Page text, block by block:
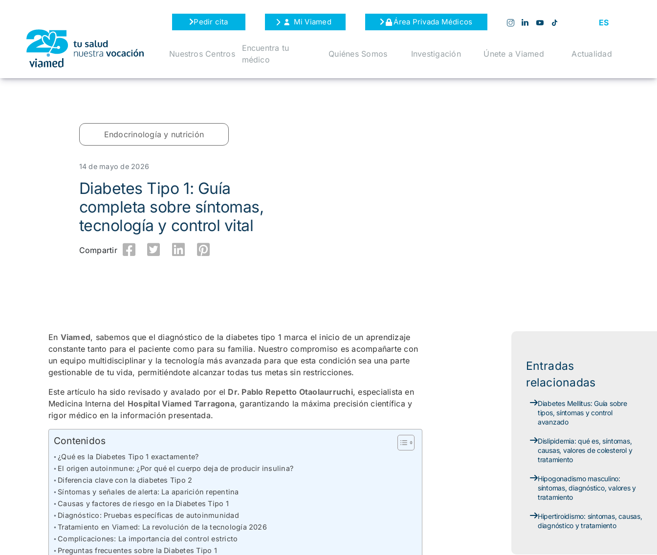
contenido
Pedir cita Mi Viamed Área Privada Médicos ES
Nuestros Centros
Encuentra tu
médico
Quiénes Somos Investigación Únete a Viamed Actualidad
Endocrinología y nutrición
14 de mayo de 2026
Diabetes Tipo 1: Guía
completa sobre síntomas,
tecnología y control vital
Compartir
En Viamed, sabemos que el diagnóstico de la diabetes tipo 1 marca el inicio de un aprendizaje
constante tanto para el paciente como para su familia. Nuestro compromiso es acompañarte con
un equipo multidisciplinar y la tecnología más avanzada para que esta condición sea una parte
gestionable de tu vida, permitiéndote alcanzar todas tus metas sin restricciones.
Este artículo ha sido revisado y avalado por el Dr. Pablo Repetto Otaolaurruchi, especialista en
Medicina Interna del Hospital Viamed Tarragona, garantizando la máxima precisión científica y
rigor médico en la información presentada.
Contenidos
¿Qué es la Diabetes Tipo 1 exactamente?
El origen autoinmune: ¿Por qué el cuerpo deja de producir insulina?
Diferencia clave con la diabetes Tipo 2
Síntomas y señales de alerta: La aparición repentina
Causas y factores de riesgo en la Diabetes Tipo 1
Diagnóstico: Pruebas específicas de autoinmunidad
Tratamiento en Viamed: La revolución de la tecnología 2026
Complicaciones: La importancia del control estricto
Preguntas frecuentes sobre la Diabetes Tipo 1
Entradas
relacionadas
Diabetes Mellitus: Guía sobre
tipos, síntomas y control
avanzado
Dislipidemia: qué es, síntomas,
causas, valores de colesterol y
tratamiento
Hipogonadismo masculino:
síntomas, diagnóstico, valores y
tratamiento
Hipertiroidismo: síntomas, causas,
diagnóstico y tratamiento